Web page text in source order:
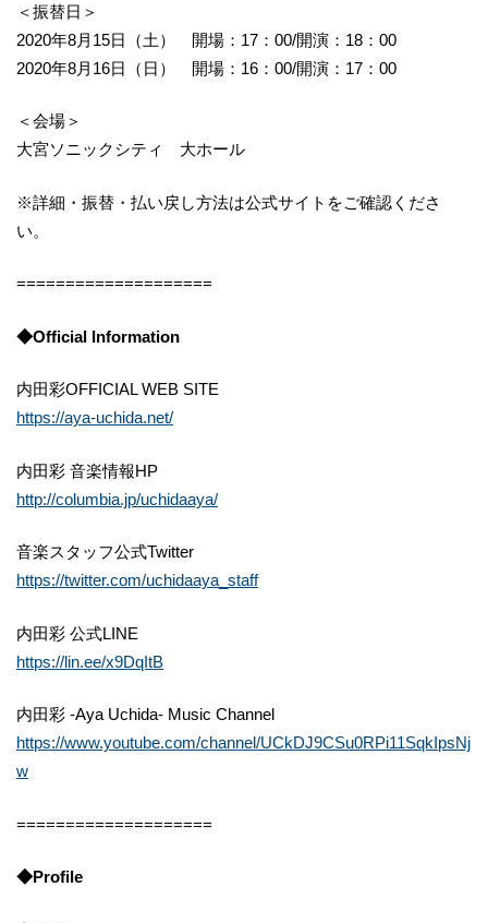
＜振替日＞
2020年8月15日（土） 開場：17：00/開演：18：00
2020年8月16日（日） 開場：16：00/開演：17：00
＜会場＞
大宮ソニックシティ 大ホール
※詳細・振替・払い戻し方法は公式サイトをご確認くださ
い。
====================
◆Official Information
内田彩OFFICIAL WEB SITE
https://aya-uchida.net/
内田彩 音楽情報HP
http://columbia.jp/uchidaaya/
音楽スタッフ公式Twitter
https://twitter.com/uchidaaya_staff
内田彩 公式LINE
https://lin.ee/x9DqItB
内田彩 -Aya Uchida- Music Channel
https://www.youtube.com/channel/UCkDJ9CSu0RPi11SqkIpsNj
w
====================
◆Profile